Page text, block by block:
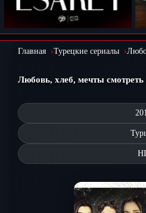
Главная Турецкие сериалы
Любовь, хлеб, мечты